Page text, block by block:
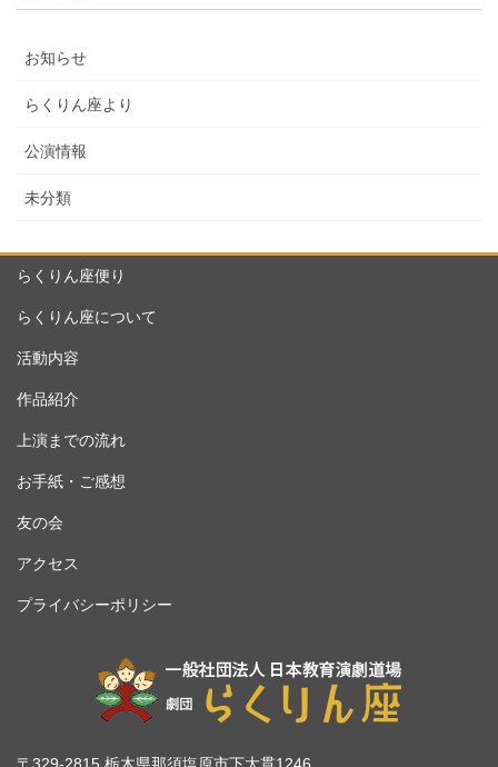
お知らせ
らくりん座より
公演情報
未分類
らくりん座便り
らくりん座について
活動内容
作品紹介
上演までの流れ
お手紙・ご感想
友の会
アクセス
プライバシーポリシー
〒329-2815 栃木県那須塩原市下大貫1246